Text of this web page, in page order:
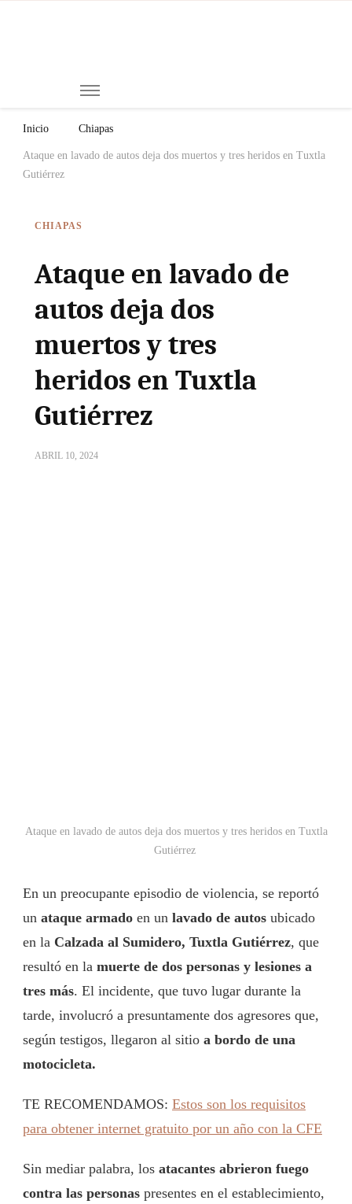
Inicio Chiapas
Ataque en lavado de autos deja dos muertos y tres heridos en Tuxtla
Gutiérrez
CHIAPAS
Ataque en lavado de
autos deja dos
muertos y tres
heridos en Tuxtla
Gutiérrez
ABRIL 10, 2024
Ataque en lavado de autos deja dos muertos y tres heridos en Tuxtla
Gutiérrez
En un preocupante episodio de violencia, se reportó
un ataque armado en un lavado de autos ubicado
en la Calzada al Sumidero, Tuxtla Gutiérrez, que
resultó en la muerte de dos personas y lesiones a
tres más. El incidente, que tuvo lugar durante la
tarde, involucró a presuntamente dos agresores que,
según testigos, llegaron al sitio a bordo de una
motocicleta.
TE RECOMENDAMOS: Estos son los requisitos
para obtener internet gratuito por un año con la CFE
Sin mediar palabra, los atacantes abrieron fuego
contra las personas presentes en el establecimiento,